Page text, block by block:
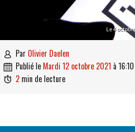
Le 4
 par Olivier Daelen
 publié le mardi 12 octobre 2021 à 16:10
 2 min de lecture